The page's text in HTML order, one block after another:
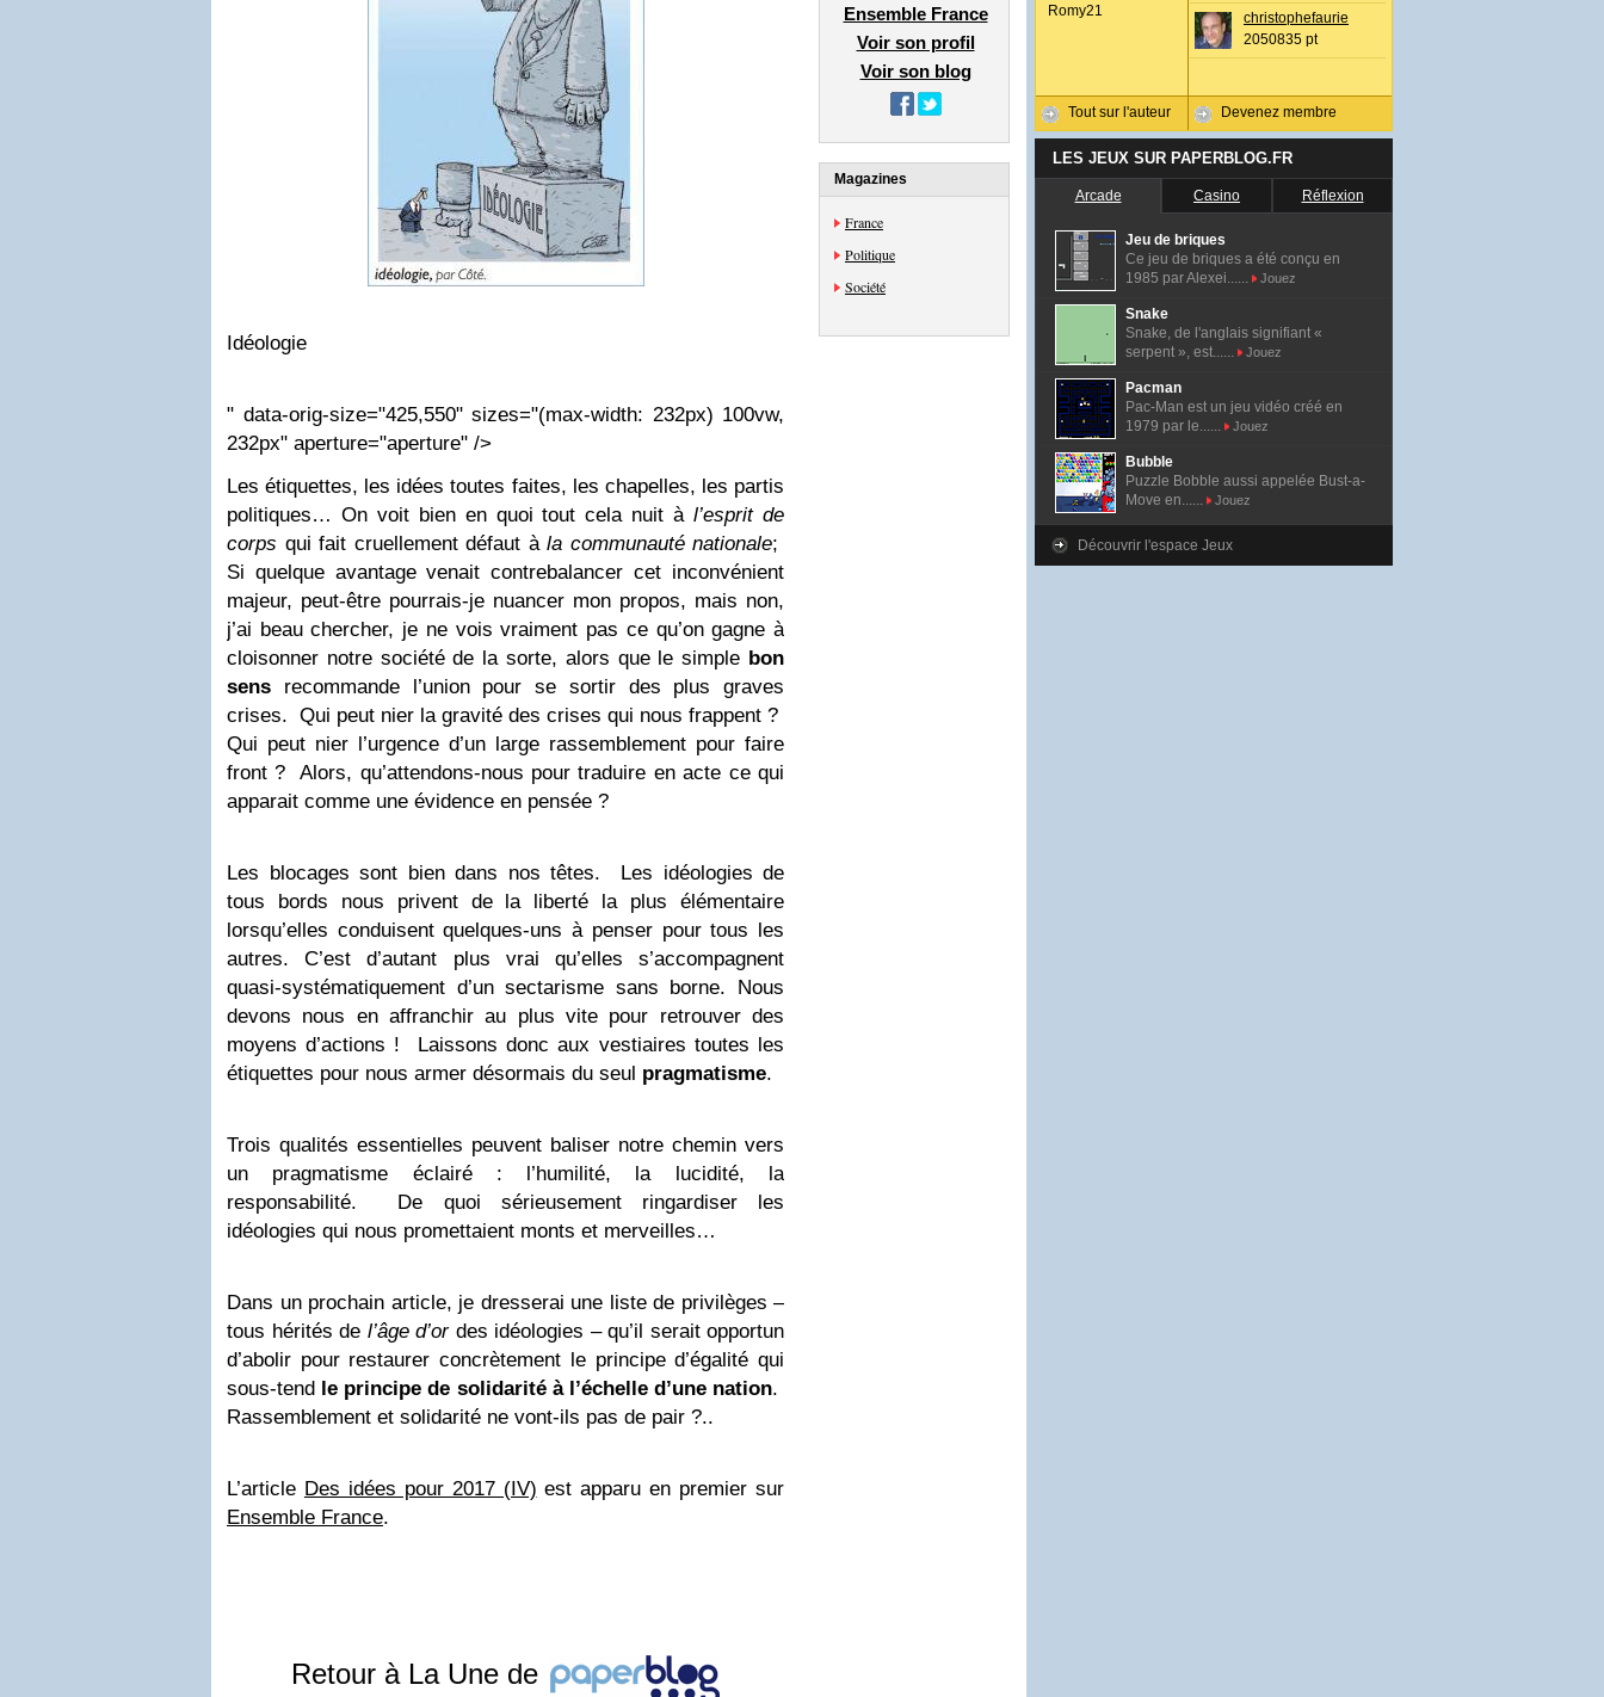
Idéologie
" data-orig-size="425,550" sizes="(max-width: 232px) 100vw,
232px" aperture="aperture" />
Les étiquettes, les idées toutes faites, les chapelles, les partis
politiques… On voit bien en quoi tout cela nuit àl’esprit de
corps qui fait cruellement défaut à la communauté nationale;
Si quelque avantage venait contrebalancer cet inconvénient
majeur, peut-être pourrais-je nuancer mon propos, mais non,
j’ai beau chercher, je ne vois vraiment pas ce qu’on gagne à
cloisonner notre société de la sorte, alors que le simple bon
sens recommande l’union pour se sortir des plus graves
crises. Qui peut nier la gravité des crises qui nous frappent ?
Qui peut nier l’urgence d’un large rassemblement pour faire
front ? Alors, qu’attendons-nous pour traduire en acte ce qui
apparait comme une évidence en pensée ?
Les blocages sont bien dans nos têtes. Les idéologies de
tous bords nous privent de la liberté la plus élémentaire
lorsqu’elles conduisentquelques-uns à penser pour tous les
autres. C’est d’autant plus vrai qu’elles s’accompagnent
quasi-systématiquement d’un sectarisme sans borne. Nous
devons nous en affranchir au plus vite pour retrouver des
moyens d’actions ! Laissons donc aux vestiaires toutes les
étiquettes pour nous armer désormais du seul pragmatisme.
Trois qualités essentielles peuvent baliser notre chemin vers
un pragmatisme éclairé : l’humilité, la lucidité, la
responsabilité. De quoi sérieusement ringardiser les
idéologies qui nous promettaient monts et merveilles…
Dans un prochain article, je dresserai une liste de privilèges –
tous hérités de l’âge d’ordes idéologies – qu’il serait opportun
d’abolir pour restaurerconcrètement le principe d’égalité qui
sous-tend le principe de solidarité à l’échelle d’une nation.
Rassemblement et solidarité ne vont-ils pas de pair ?..
L’article Des idées pour 2017 (IV) est apparu en premier sur
Ensemble France.
Retour à La Une de
Ensemble France
Voir son profil
Voir son blog
Magazines
France
Politique
Société
Romy21
Tout sur l'auteur
christophefaurie
2050835 pt
Devenez membre
LES JEUX SUR PAPERBLOG.FR
Arcade Casino Réflexion
Jeu de briques
Ce jeu de briques a été conçu en
1985 par Alexei......
Jouez
Snake
Snake, de l'anglais signifiant «
serpent », est......
Jouez
Pacman
Pac-Man est un jeu vidéo créé en
1979 par le......
Jouez
Bubble
Puzzle Bobble aussi appelée Bust-a-
Move en......
Jouez
Découvrir l'espace Jeux